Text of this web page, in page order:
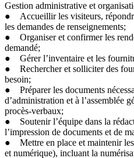
Gestion administrative et
● Accueillir les visiteurs,
les demandes de renseignements;
● Organiser et confirmer les
demandé;
● Gérer l’inventaire et les
● Rechercher et solliciter des
besoin;
● Préparer les documents
d’administration et à l’assemblée
procès-verbaux;
● Soutenir l’équipe dans la
l’impression de documents et de
● Mettre en place et maintenir les
et numérique), incluant la